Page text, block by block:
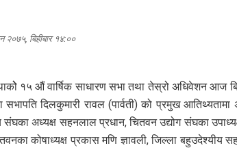
२०७५, बिहीबार १४:००
१५ औं वार्षिक साधारण सभा तथा तेस्रो अधिवेशन आज
सभापति दिलकुमारी रावल (पार्वती) को प्रमुख
संघका अध्यक्ष सहनलाल प्रधान, चितवन उद्योग संघका
कोषाध्यक्ष प्रकास मणि ज्ञावली, जिल्ला